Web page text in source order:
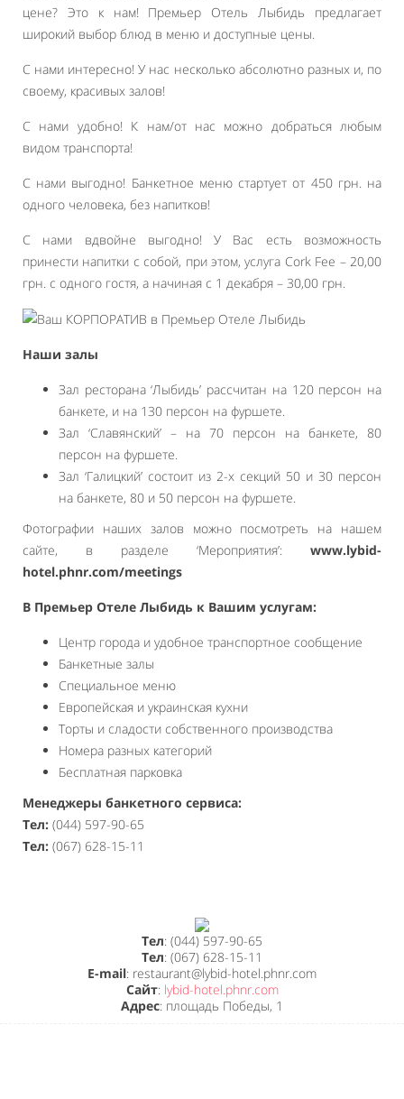
цене? Это к нам! Премьер Отель Лыбидь предлагает
широкий выбор блюд в меню и доступные цены.
С нами интересно! У нас несколько абсолютно разных и, по
своему, красивых залов!
С нами удобно! К нам/от нас можно добраться любым
видом транспорта!
С нами выгодно! Банкетное меню стартует от 450 грн. на
одного человека, без напитков!
С нами вдвойне выгодно! У Вас есть возможность
принести напитки с собой, при этом, услуга Cork Fee – 20,00
грн. с одного гостя, а начиная с 1 декабря – 30,00 грн.
Наши залы
Зал ресторана ‘Лыбидь’ рассчитан на 120 персон на
банкете, и на 130 персон на фуршете.
Зал ‘Славянский’ – на 70 персон на банкете, 80
персон на фуршете.
Зал ‘Галицкий’ состоит из 2-х секций 50 и 30 персон
на банкете, 80 и 50 персон на фуршете.
Фотографии наших залов можно посмотреть на нашем
сайте, в разделе ‘Мероприятия’: www.lybid-
hotel.phnr.com/meetings
В Премьер Отеле Лыбидь к Вашим услугам:
Центр города и удобное транспортное сообщение
Банкетные залы
Специальное меню
Европейская и украинская кухни
Торты и сладости собственного производства
Номера разных категорий
Бесплатная парковка
Менеджеры банкетного сервиса:
Тел: (044) 597-90-65
Тел: (067) 628-15-11
Тел: (044) 597-90-65
Тел: (067) 628-15-11
E-mail: restaurant@lybid-hotel.phnr.com
Сайт: lybid-hotel.phnr.com
Адрес: площадь Победы, 1